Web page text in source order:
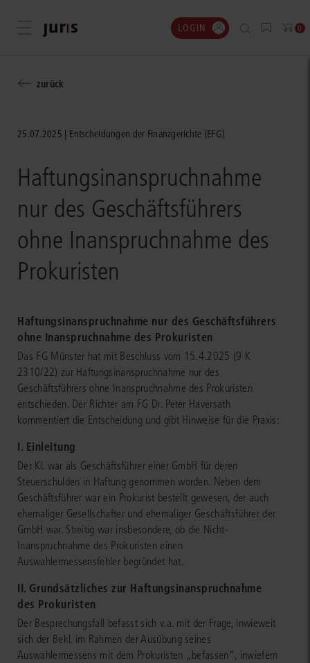
Menü öffnen LOGIN 0
zurück
25.07.2025 Entscheidungen der Finanzgerichte (EFG)
Haftungsinanspruchnahme
nur des Geschäftsführers
ohne Inanspruchnahme des
Prokuristen
Haftungsinanspruchnahme nur des Geschäftsführers
ohne Inanspruchnahme des Prokuristen
Das FG Münster hat mit Beschluss vom 15.4.2025 (9 K
2310/22) zur Haftungsinanspruchnahme nur des
Geschäftsführers ohne Inanspruchnahme des Prokuristen
entschieden. Der Richter am FG Dr. Peter Haversath
kommentiert die Entscheidung und gibt Hinweise für die Praxis:
I. Einleitung
Der Kl. war als Geschäftsführer einer GmbH für deren
Steuerschulden in Haftung genommen worden. Neben dem
Geschäftsführer war ein Prokurist bestellt gewesen, der auch
ehemaliger Gesellschafter und ehemaliger Geschäftsführer der
GmbH war. Streitig war insbesondere, ob die Nicht-
Inanspruchnahme des Prokuristen einen
Auswahlermessensfehler begründet hat.
II. Grundsätzliches zur Haftungsinanspruchnahme
des Prokuristen
Der Besprechungsfall befasst sich v.a. mit der Frage, inwieweit
sich der Bekl. im Rahmen der Ausübung seines
Auswahlermessens mit dem Prokuristen „befassen“, inwiefern